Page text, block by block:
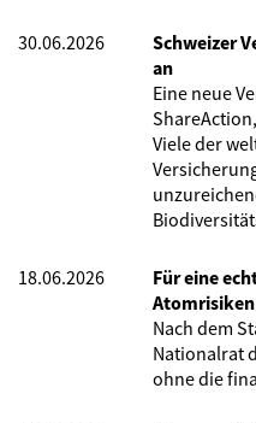
30.06.2026
Schweizer
an
Eine neue
Viele der
18.06.2026
Für eine
Atomrisiken
Nach dem
Nationalrat
ohne die